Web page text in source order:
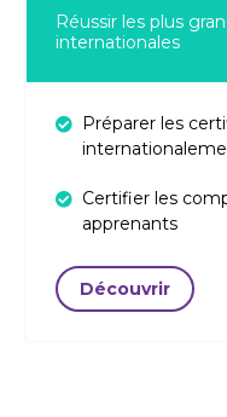
Réussir les plus
internationales
Préparer les
Certifier les
apprenants
Découvrir